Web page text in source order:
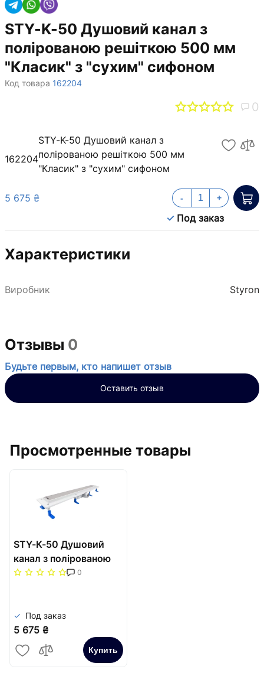
STY-K-50 Душовий канал з
полірованою решіткою 500 мм
"Класик" з "сухим" сифоном
Код товара 162204
0
162204
STY-K-50 Душовий канал з
полірованою решіткою 500 мм
"Класик" з "сухим" сифоном
5 675 ₴
Под заказ
- +
Характеристики
Виробник Styron
Отзывы 0
Будьте первым, кто напишет отзыв
Оставить отзыв
Просмотренные товары
STY-K-50 Душовий
канал з полірованою
решіткою 500 мм
0
Под заказ
5 675 ₴
Купить